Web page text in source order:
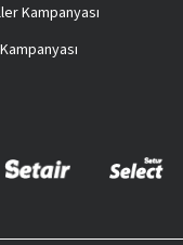
Kampanyası